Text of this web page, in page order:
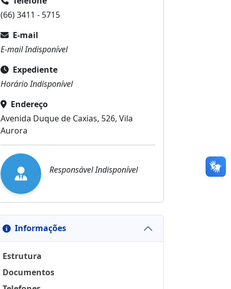
(66) 3411 - 5715
E-mail
E-mail Indisponível
Expediente
Horário Indisponível
Endereço
Avenida Duque de Caxias, 526, Vila
Aurora
Responsável Indisponível
Informações
Estrutura
Documentos